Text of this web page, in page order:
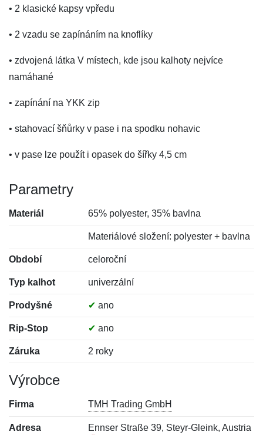
• 2 klasické kapsy vpředu
• 2 vzadu se zapínáním na knoflíky
• zdvojená látka V místech, kde jsou kalhoty nejvíce
namáhané
• zapínání na YKK zip
• stahovací šňůrky v pase i na spodku nohavic
• v pase lze použít i opasek do šířky 4,5 cm
Parametry
Materiál 65% polyester, 35% bavlna
Materiálové složení: polyester + bavlna
Období celoroční
Typ kalhot univerzální
Prodyšné ✔ ano
Rip-Stop ✔ ano
Záruka 2 roky
Výrobce
Firma TMH Trading GmbH
Adresa Ennser Straße 39, Steyr-Gleink, Austria